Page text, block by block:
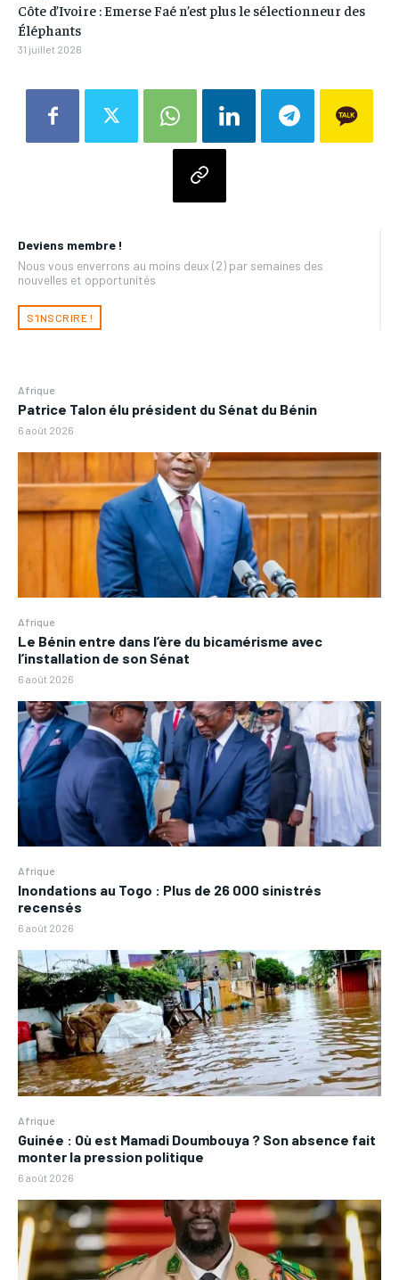
Deviens membre !
Nous vous enverrons au moins deux (2) par semaines des
nouvelles et opportunités
S'INSCRIRE !
Afrique
Patrice Talon élu président du Sénat du Bénin
6 août 2026
Afrique
Le Bénin entre dans l’ère du bicamérisme avec
l’installation de son Sénat
6 août 2026
Afrique
Inondations au Togo : Plus de 26 000 sinistrés
recensés
6 août 2026
Afrique
Guinée : Où est Mamadi Doumbouya ? Son absence fait
monter la pression politique
6 août 2026
Côte d’Ivoire : Emerse Faé n’est plus le sélectionneur des
Éléphants
31 juillet 2026